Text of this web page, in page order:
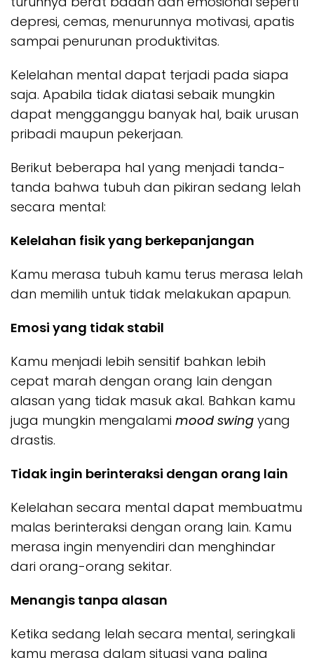
depresi, cemas, menurunnya motivasi, apatis
sampai penurunan produktivitas.
Kelelahan mental dapat terjadi pada siapa
saja. Apabila tidak diatasi sebaik mungkin
dapat mengganggu banyak hal, baik urusan
pribadi maupun pekerjaan.
Berikut beberapa hal yang menjadi tanda-
tanda bahwa tubuh dan pikiran sedang lelah
secara mental:
Kelelahan fisik yang berkepanjangan
Kamu merasa tubuh kamu terus merasa lelah
dan memilih untuk tidak melakukan apapun.
Emosi yang tidak stabil
Kamu menjadi lebih sensitif bahkan lebih
cepat marah dengan orang lain dengan
alasan yang tidak masuk akal. Bahkan kamu
juga mungkin mengalami mood swing yang
drastis.
Tidak ingin berinteraksi dengan orang lain
Kelelahan secara mental dapat membuatmu
malas berinteraksi dengan orang lain. Kamu
merasa ingin menyendiri dan menghindar
dari orang-orang sekitar.
Menangis tanpa alasan
Ketika sedang lelah secara mental, seringkali
kamu merasa dalam situasi yang paling